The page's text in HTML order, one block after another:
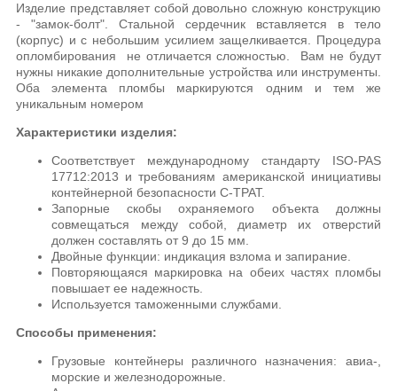
Изделие представляет собой довольно сложную конструкцию
- "замок-болт". Стальной сердечник вставляется в тело
(корпус) и с небольшим усилием защелкивается. Процедура
опломбирования не отличается сложностью. Вам не будут
нужны никакие дополнительные устройства или инструменты.
Оба элемента пломбы маркируются одним и тем же
уникальным номером
Характеристики изделия:
Соответствует международному стандарту ISO-PAS
17712:2013 и требованиям американской инициативы
контейнерной безопасности C-TPAT.
Запорные скобы охраняемого объекта должны
совмещаться между собой, диаметр их отверстий
должен составлять от 9 до 15 мм.
Двойные функции: индикация взлома и запирание.
Повторяющаяся маркировка на обеих частях пломбы
повышает ее надежность.
Используется таможенными службами.
Способы применения:
Грузовые контейнеры различного назначения: авиа-,
морские и железнодорожные.